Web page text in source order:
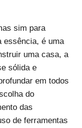
sim para
essência, é uma
uma casa, a
sólida e
em todos
do
das
de ferramentas